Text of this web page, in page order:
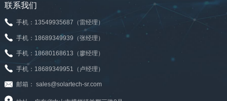
联系我们
手机：13549935687（雷经理）
手机：18689349939（张经理）
手机：18680168613（廖经理）
手机：18689349951（卢经理）
邮箱： sales@solartech-sr.com